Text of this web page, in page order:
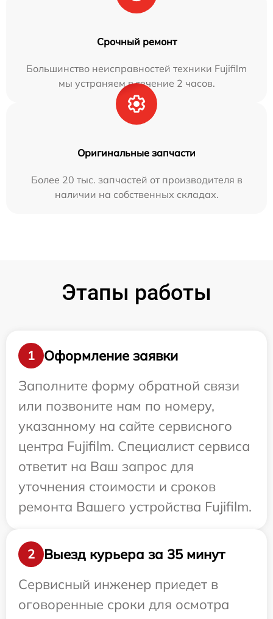
Срочный ремонт
Большинство неисправностей техники Fujifilm
мы устраняем в течение 2 часов.
Оригинальные запчасти
Более 20 тыс. запчастей от производителя в
наличии на собственных складах.
Этапы работы
1
Оформление заявки
Заполните форму обратной связи
или позвоните нам по номеру,
указанному на сайте сервисного
центра Fujifilm. Специалист сервиса
ответит на Ваш запрос для
уточнения стоимости и сроков
ремонта Вашего устройства Fujifilm.
2
Выезд курьера за 35 минут
Сервисный инженер приедет в
оговоренные сроки для осмотра